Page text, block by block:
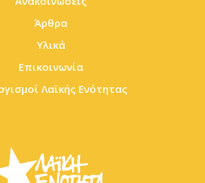
Άρθρα
Υλικά
Επικοινωνία
Λαϊκής Ενότητας